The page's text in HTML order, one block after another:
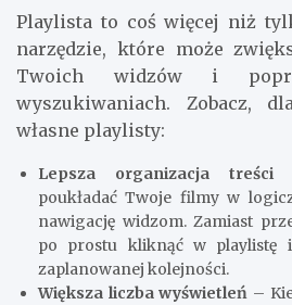
Playlista to coś więcej niż
narzędzie, które może
Twoich widzów i
wyszukiwaniach. Zobacz,
własne playlisty:
Lepsza organizacja treści
poukładać Twoje filmy w
nawigację widzom. Zamiast
po prostu kliknąć w playlistę
zaplanowanej kolejności.
Większa liczba wyświetleń –